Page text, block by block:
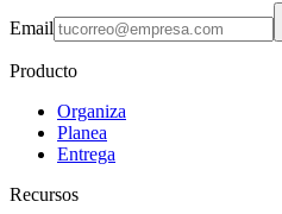
Email
Producto
Organiza
Planea
Entrega
Recursos